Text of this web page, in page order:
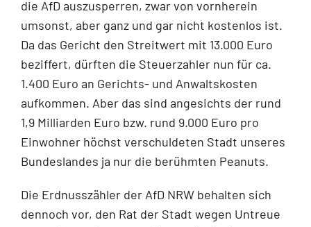
die AfD auszusperren, zwar von vornherein
umsonst, aber ganz und gar nicht kostenlos ist.
Da das Gericht den Streitwert mit 13.000 Euro
beziffert, dürften die Steuerzahler nun für ca.
1.400 Euro an Gerichts- und Anwaltskosten
aufkommen. Aber das sind angesichts der rund
1,9 Milliarden Euro bzw. rund 9.000 Euro pro
Einwohner höchst verschuldeten Stadt unseres
Bundeslandes ja nur die berühmten Peanuts.
Die Erdnusszähler der AfD NRW behalten sich
dennoch vor, den Rat der Stadt wegen Untreue